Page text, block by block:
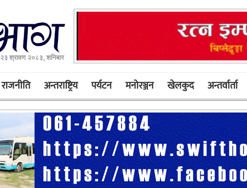
२३ श्रावण २०८३, शनिबार
राजनीति अन्तराष्ट्रिय पर्यटन मनोरञ्जन खेलकुद अन्तर्वार्ता